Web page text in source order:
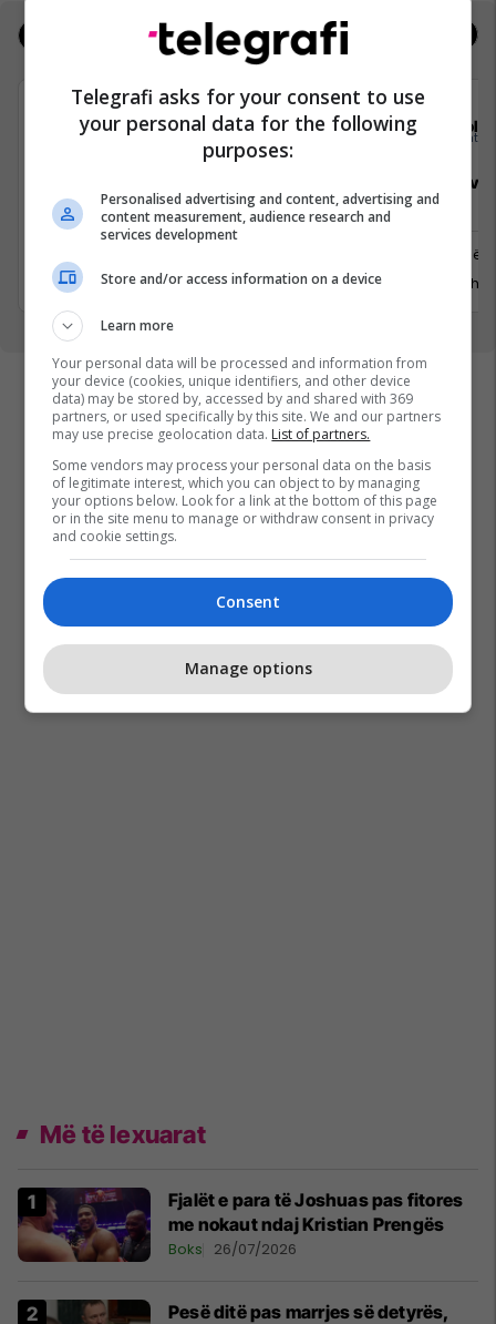
Real Estate
Elkos Group
Ferizaj
3 Gusht 2026
Sales
Manager
Prishtinë
29 Gusht
Më të lexuarat
Fjalët e para të Joshuas pas fitores
me nokaut ndaj Kristian Prengës
Boks 26/07/2026
Pesë ditë pas marrjes së detyrës,
Telegrafi asks for your consent to use
your personal data for the following
purposes:
Personalised advertising and content, advertising and
content measurement, audience research and
services development
Store and/or access information on a device
Learn more
Your personal data will be processed and information from
your device (cookies, unique identifiers, and other device
data) may be stored by, accessed by and shared with 369
partners, or used specifically by this site. We and our partners
may use precise geolocation data. List of partners.
Some vendors may process your personal data on the basis
of legitimate interest, which you can object to by managing
your options below. Look for a link at the bottom of this page
or in the site menu to manage or withdraw consent in privacy
and cookie settings.
Consent
Manage options